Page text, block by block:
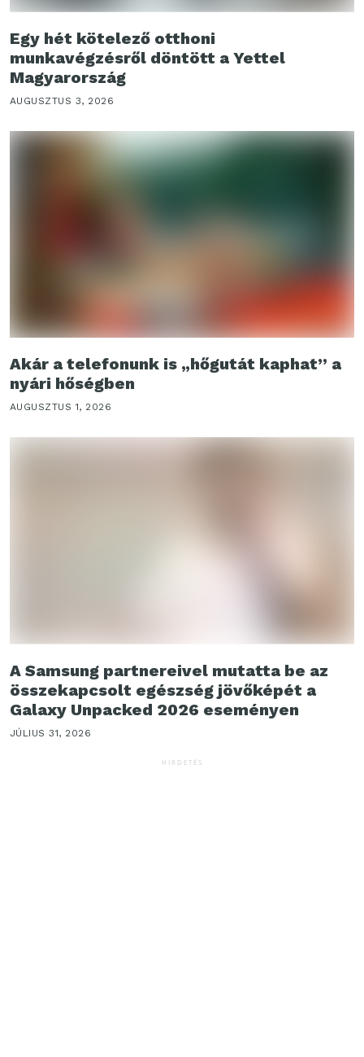
Egy hét kötelező otthoni
munkavégzésről döntött a Yettel
Magyarország
AUGUSZTUS 3, 2026
Akár a telefonunk is „hőgutát kaphat” a
nyári hőségben
AUGUSZTUS 1, 2026
A Samsung partnereivel mutatta be az
összekapcsolt egészség jövőképét a
Galaxy Unpacked 2026 eseményen
JÚLIUS 31, 2026
HIRDETÉS